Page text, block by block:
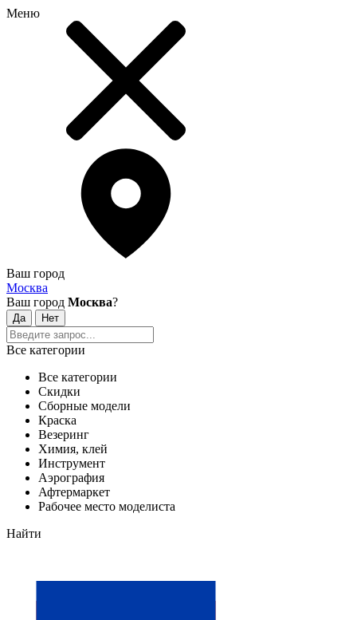
Меню
Ваш город
Москва
Ваш город Москва?
Все категории
Все категории
Скидки
Сборные модели
Краска
Везеринг
Химия, клей
Инструмент
Аэрография
Афтермаркет
Рабочее место моделиста
Найти